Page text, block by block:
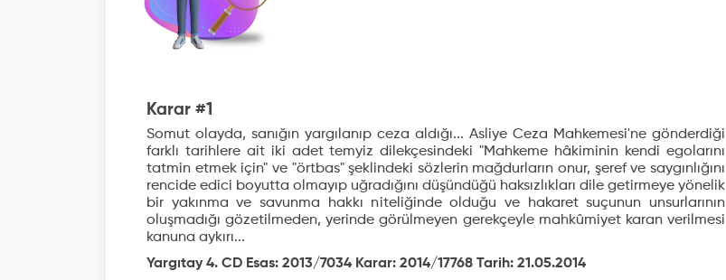
Karar #1
Somut olayda, sanığın yargılanıp ceza aldığı... Asliye Ceza Mahkemesi'ne gönderdiği
farklı tarihlere ait iki adet temyiz dilekçesindeki "Mahkeme hâkiminin kendi egolarını
tatmin etmek için" ve "örtbas" şeklindeki sözlerin mağdurların onur, şeref ve saygınlığını
rencide edici boyutta olmayıp uğradığını düşündüğü haksızlıkları dile getirmeye yönelik
bir yakınma ve savunma hakkı niteliğinde olduğu ve hakaret suçunun unsurlarının
oluşmadığı gözetilmeden, yerinde görülmeyen gerekçeyle mahkûmiyet karan verilmesi
kanuna aykırı...
Yargıtay 4. CD Esas: 2013/7034 Karar: 2014/17768 Tarih: 21.05.2014